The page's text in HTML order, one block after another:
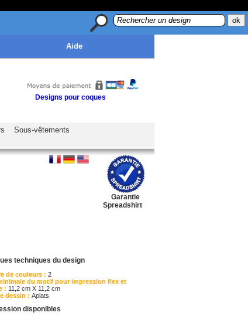
Aide
Designs pour coques
Sous-vêtements
Garantie
Spreadshirt
techniques du design
de couleurs : 2
du motif pour impression flex et
: 11,2 cm X 11,2 cm
dessin : Aplats
disponibles